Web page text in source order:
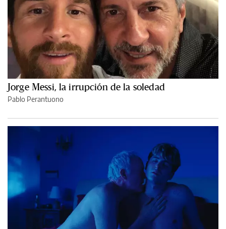
Jorge Messi, la irrupción de la soledad
Pablo Perantuono